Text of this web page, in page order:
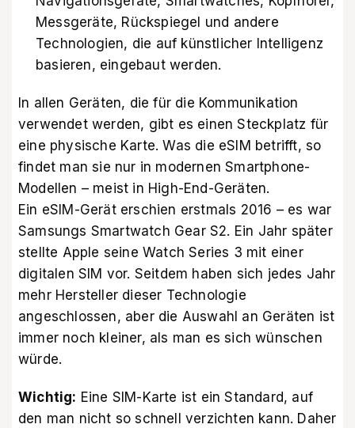
Messgeräte, Rückspiegel und andere
Technologien, die auf künstlicher Intelligenz
basieren, eingebaut werden.
In allen Geräten, die für die Kommunikation
verwendet werden, gibt es einen Steckplatz für
eine physische Karte. Was die eSIM betrifft, so
findet man sie nur in modernen Smartphone-
Modellen – meist in High-End-Geräten.
Ein eSIM-Gerät erschien erstmals 2016 – es war
Samsungs Smartwatch Gear S2. Ein Jahr später
stellte Apple seine Watch Series 3 mit einer
digitalen SIM vor. Seitdem haben sich jedes Jahr
mehr Hersteller dieser Technologie
angeschlossen, aber die Auswahl an Geräten ist
immer noch kleiner, als man es sich wünschen
würde.
Wichtig: Eine SIM-Karte ist ein Standard, auf
den man nicht so schnell verzichten kann. Daher